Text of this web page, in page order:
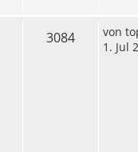
3084 von
1. Jul